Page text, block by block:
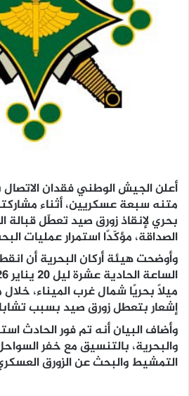
أعلن الجيش الوطني فقدان
متنه سبعة عسكريين، أثناء
بحري لإنقاذ زورق صيد تعطّل قبالة
الصداقة، مؤكّدًا استمرار عمليات
وأوضحت هيئة أركان البحرية أن
ميلًا بحريًا شمال غرب الميناء،
إشعار بتعطل زورق صيد بسبب
وأضاف البيان أنه تم فور الحادث
والبحرية، بالتنسيق مع خفر
التمشيط والبحث عن الزورق